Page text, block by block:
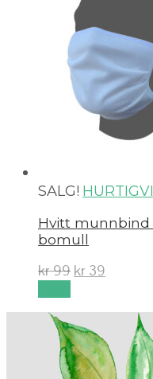
SALG!
Hvitt munnbind
bomull
kr99 kr 39